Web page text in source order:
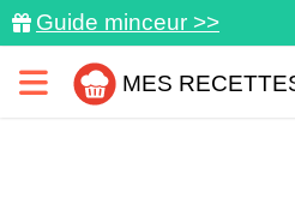
Guide minceur >>
MES